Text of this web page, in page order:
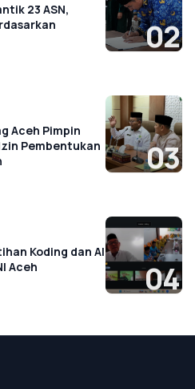
23 ASN,
02
Aceh Pimpin
Pembentukan
03
Koding dan AI
Aceh
04